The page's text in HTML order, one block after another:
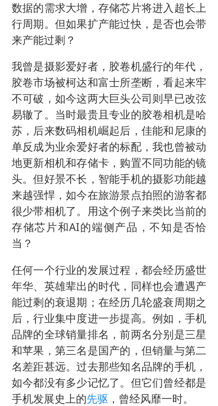
数据的需求大增，存储芯片将进入超长上
行周期。但如果扩产能过快，是否也会带
来产能过剩？
我曾是摄影爱好者，胶卷机盛行的年代，
胶卷市场被柯达和富士所垄断，看起来牢
不可破，如今这两大巨头公司则早已改弦
易辙了。当时最贵且专业的胶卷相机是哈
苏，后来数码相机崛起后，佳能和尼康的
单反成为业余爱好者的标配，我也曾被动
地更新相机和存储卡，购置不同功能的镜
头。但好景不长，智能手机的摄影功能越
来越强悍，如今在旅游景点拍照的游客都
很少带相机了。用这个例子来类比当前的
存储芯片和AI的端侧产品，不知是否恰
当？
任何一个行业的发展过程，都会经历盛世
年华、英雄辈出的时代，同样也会遭遇产
能过剩的衰退期；在经历几轮盛衰周期之
后，行业集中度进一步提高。例如，手机
品牌的全球销量排名，前两名分别是三星
和苹果，第三名是国产的，但销量与第二
名差距甚远。过去那些知名品牌的手机，
如今都没有多少记忆了。但它们曾经都是
手机发展史上的先驱 ，曾经风靡一时。